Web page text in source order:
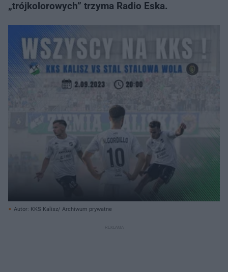
„trójkolorowych” trzyma Radio Eska.
Autor: KKS Kalisz/ Archiwum prywatne